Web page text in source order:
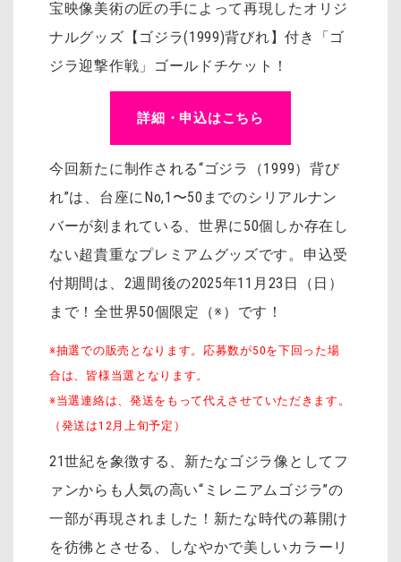
宝映像美術の匠の手によって再現したオリジ
ナルグッズ【ゴジラ(1999)背びれ】付き「ゴ
ジラ迎撃作戦」ゴールドチケット！
詳細・申込はこちら
今回新たに制作される“ゴジラ（1999）背び
れ”は、台座にNo,1〜50までのシリアルナン
バーが刻まれている、世界に50個しか存在し
ない超貴重なプレミアムグッズです。申込受
付期間は、2週間後の2025年11月23日（日）
まで！全世界50個限定（※）です！
※抽選での販売となります。応募数が50を下回った場
合は、皆様当選となります。
※当選連絡は、発送をもって代えさせていただきます。
（発送は12月上旬予定）
21世紀を象徴する、新たなゴジラ像としてフ
ァンからも人気の高い“ミレニアムゴジラ”の
一部が再現されました！新たな時代の幕開け
を彷彿とさせる、しなやかで美しいカラーリ